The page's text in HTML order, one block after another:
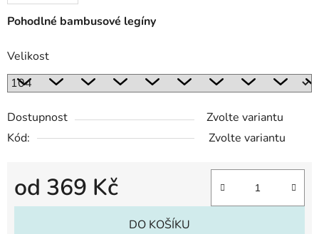
Pohodlné bambusové legíny
Velikost
Dostupnost
Zvolte variantu
Kód:
Zvolte variantu
od 369 Kč
Měrná cena:
DO KOŠÍKU